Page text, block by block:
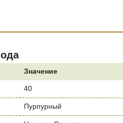
Значение
40
Пурпурный